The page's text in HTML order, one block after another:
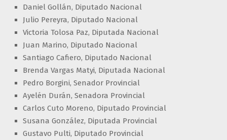
Daniel Gollán, Diputado Nacional
Julio Pereyra, Diputado Nacional
Victoria Tolosa Paz, Diputada Nacional
Juan Marino, Diputado Nacional
Santiago Cafiero, Diputado Nacional
Brenda Vargas Matyi, Diputada Nacional
Pedro Borgini, Senador Provincial
Ayelén Durán, Senadora Provincial
Carlos Cuto Moreno, Diputado Provincial
Susana González, Diputada Provincial
Gustavo Pulti, Diputado Provincial